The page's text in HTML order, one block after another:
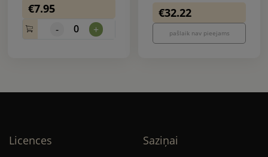
€7.95
- 0 +
€32.22
pašlaik nav pieejams
Licences Saziņai